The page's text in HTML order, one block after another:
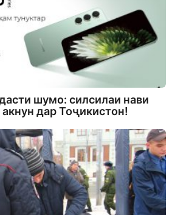
шумо: силсилаи нави
акнун дар Тоҷикистон!